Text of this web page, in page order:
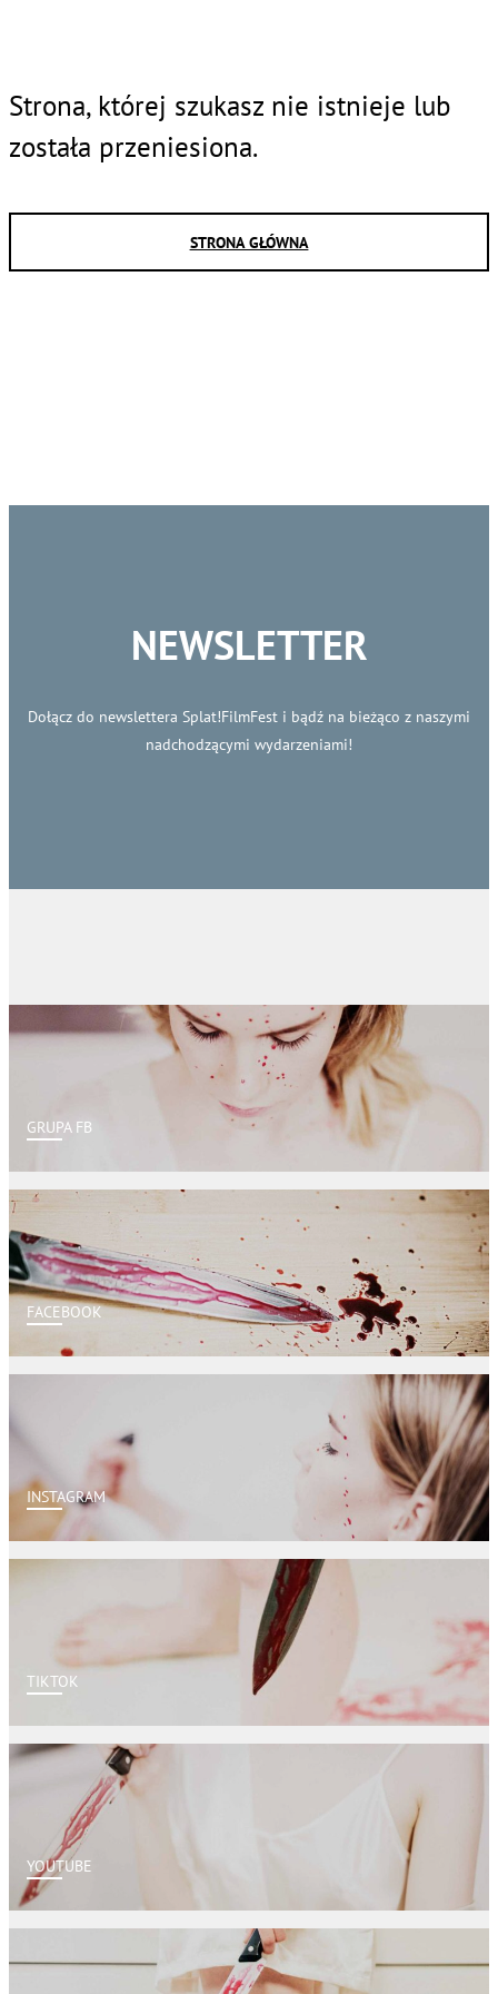
Strona, której szukasz nie istnieje lub
została przeniesiona.
STRONA GŁÓWNA
NEWSLETTER
Dołącz do newslettera Splat!FilmFest i bądź na bieżąco z naszymi
nadchodzącymi wydarzeniami!
GRUPA FB
FACEBOOK
INSTAGRAM
TIKTOK
YOUTUBE